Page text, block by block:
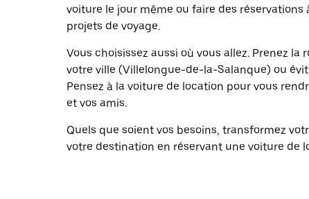
voiture le jour même ou faire des réservations
projets de voyage.
Vous choisissez aussi où vous allez. Prenez
votre ville (Villelongue-de-la-Salanque) ou
Pensez à la voiture de location pour vous
et vos amis.
Quels que soient vos besoins, transformez
votre destination en réservant une voiture de